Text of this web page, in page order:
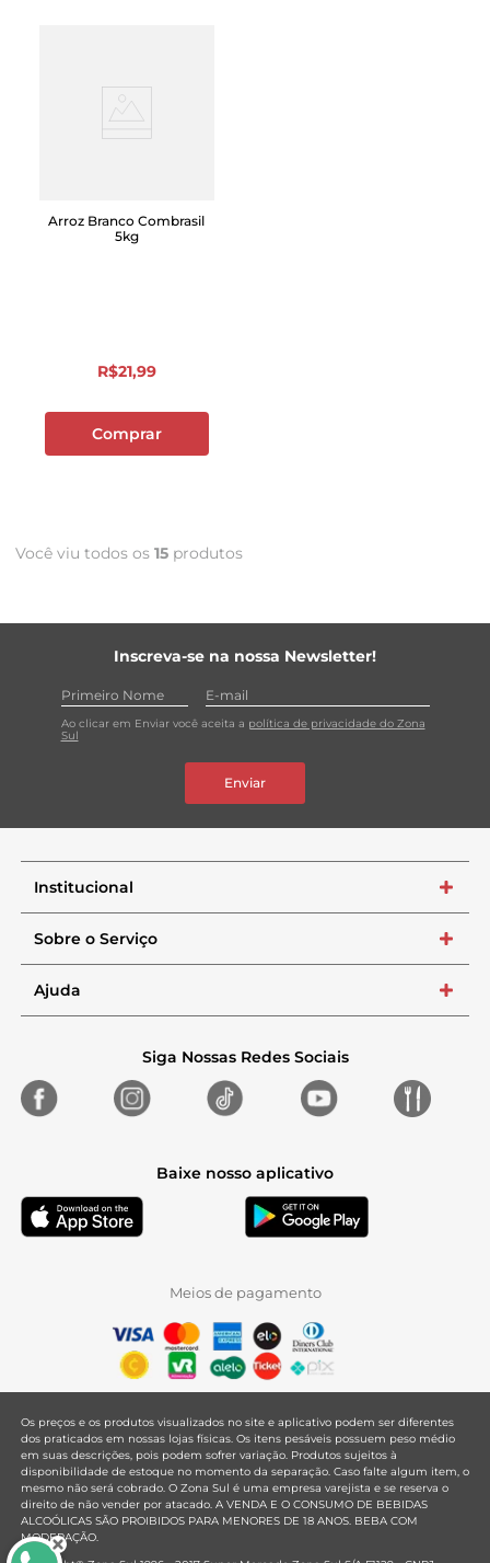
Arroz Branco Combrasil
5kg
R$21,99
Comprar
Você viu todos os 15 produtos
Inscreva-se na nossa Newsletter!
Ao clicar em Enviar você aceita a política de privacidade do Zona
Sul
Enviar
Institucional +
Sobre o Serviço +
Ajuda +
Siga Nossas Redes Sociais
Baixe nosso aplicativo
Meios de pagamento
Os preços e os produtos visualizados no site e aplicativo podem ser diferentes
dos praticados em nossas lojas físicas. Os itens pesáveis possuem peso médio
em suas descrições, pois podem sofrer variação. Produtos sujeitos à
disponibilidade de estoque no momento da separação. Caso falte algum item, o
mesmo não será cobrado. O Zona Sul é uma empresa varejista e se reserva o
direito de não vender por atacado. A VENDA E O CONSUMO DE BEBIDAS
ALCOÓLICAS SÃO PROIBIDOS PARA MENORES DE 18 ANOS. BEBA COM
MODERAÇÃO.